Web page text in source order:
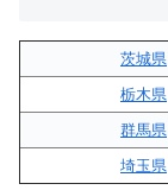
茨城県
栃木県
群馬県
埼玉県